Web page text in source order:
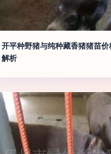
开平种野猪与纯种藏香猪猪苗
解析